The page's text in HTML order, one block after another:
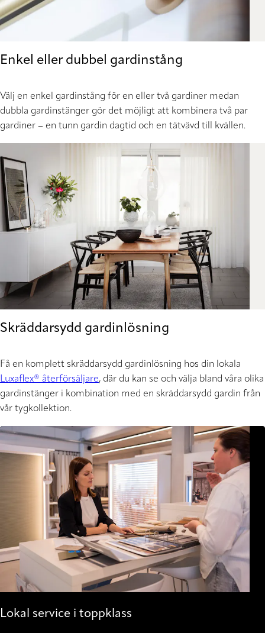
Enkel eller dubbel gardinstång
Välj en enkel gardinstång för en eller två gardiner medan
dubbla gardinstänger gör det möjligt att kombinera två par
gardiner – en tunn gardin dagtid och en tätvävd till kvällen.
Skräddarsydd gardinlösning
Få en komplett skräddarsydd gardinlösning hos din lokala
Luxaflex® återförsäljare, där du kan se och välja bland våra olika
gardinstänger i kombination med en skräddarsydd gardin från
vår tygkollektion.
Lokal service i toppklass